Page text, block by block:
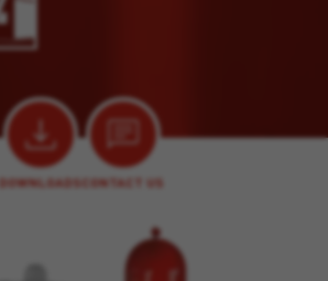
DOWNLOADSCONTACT US